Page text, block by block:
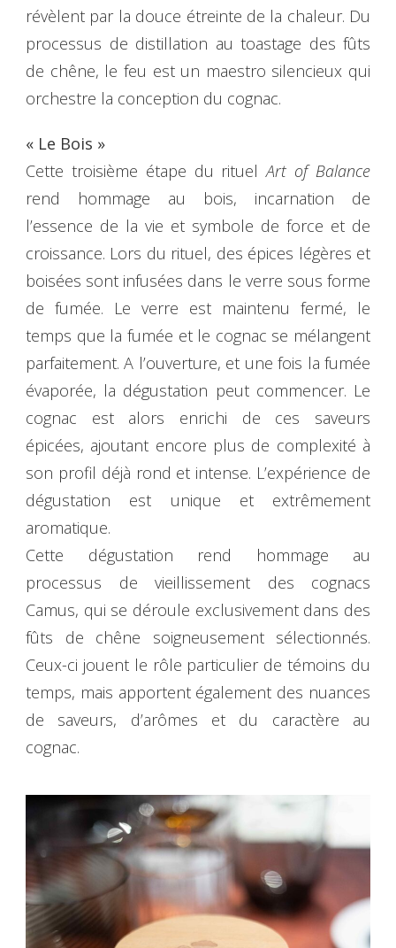
révèlent par la douce étreinte de la chaleur. Du
processus de distillation au toastage des fûts
de chêne, le feu est un maestro silencieux qui
orchestre la conception du cognac.
« Le Bois »
Cette troisième étape du rituelArt of Balance
rend hommage au bois, incarnation de
l’essence de la vie et symbole de force et de
croissance. Lors du rituel, des épices légères et
boisées sont infusées dans le verre sous forme
de fumée. Le verre est maintenu fermé, le
temps que la fumée et le cognac se mélangent
parfaitement. A l’ouverture, et une fois la fumée
évaporée, la dégustation peut commencer. Le
cognac est alors enrichi de ces saveurs
épicées, ajoutant encore plus de complexité à
son profil déjà rond et intense. L’expérience de
dégustation est unique et extrêmement
aromatique.
Cette dégustation rend hommage au
processus de vieillissement des cognacs
Camus, qui se déroule exclusivement dans des
fûts de chêne soigneusement sélectionnés.
Ceux-ci jouent le rôle particulier de témoins du
temps, mais apportent également des nuances
de saveurs, d’arômes et du caractère au
cognac.